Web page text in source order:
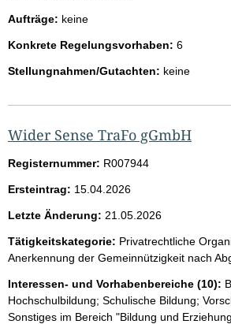
Aufträge: keine
Konkrete Regelungsvorhaben: 6
Stellungnahmen/Gutachten: keine
Wider Sense TraFo gGmbH
Registernummer: R007944
Ersteintrag: 15.04.2026
Letzte Änderung: 21.05.2026
Tätigkeitskategorie: Privatrechtliche
Anerkennung der Gemeinnützigkeit nach
Interessen- und Vorhabenbereiche (10):
Hochschulbildung; Schulische Bildung;
Sonstiges im Bereich "Bildung und